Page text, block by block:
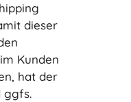
dieser
Kunden
hat der
ggfs.